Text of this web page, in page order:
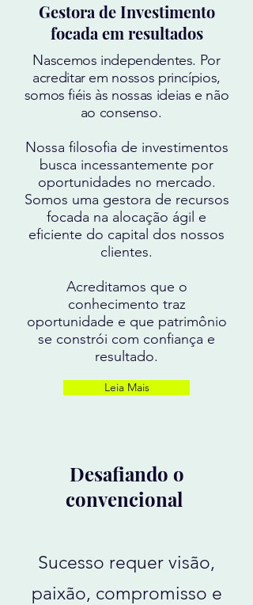
Gestora de Investimento
focada em resultados
Nascemos independentes. Por
acreditar em nossos princípios,
somos fiéis às nossas ideias e não
ao consenso.
Nossa filosofia de investimentos
busca incessantemente por
oportunidades no mercado.
Somos uma gestora de recursos
focada na alocação ágil e
eficiente do capital dos nossos
clientes.
Acreditamos que o
conhecimento traz
oportunidade e que patrimônio
se constrói com confiança e
resultado.
Leia Mais
Desafiando o
convencional
Sucesso requer visão,
paixão, compromisso e